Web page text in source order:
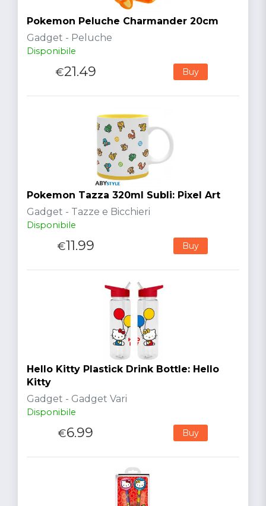
Pokemon Peluche Charmander 20cm
Gadget - Peluche
Disponibile
€21.49 Buy
Pokemon Tazza 320ml Subli: Pixel Art
Gadget - Tazze e Bicchieri
Disponibile
€11.99 Buy
Hello Kitty Plastick Drink Bottle: Hello
Kitty
Gadget - Gadget Vari
Disponibile
€6.99 Buy